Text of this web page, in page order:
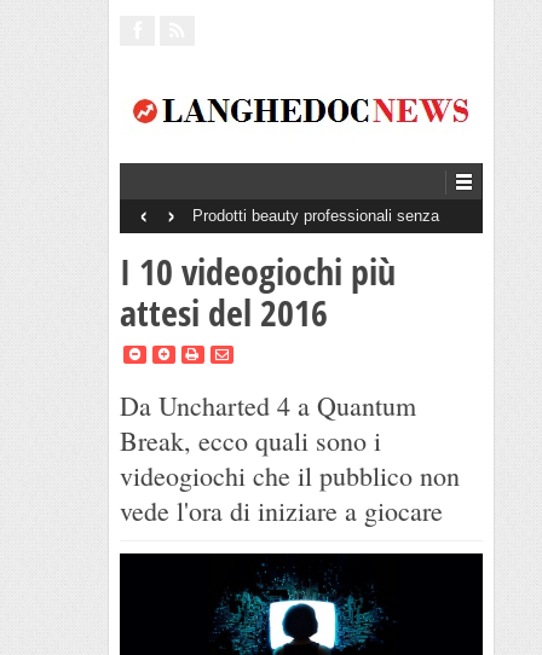
Prodotti beauty professionali senza
minimo d’ordine: una scelta utile per chi
‹ ›
I 10 videogiochi più
attesi del 2016
Da Uncharted 4 a Quantum
Break, ecco quali sono i
videogiochi che il pubblico non
vede l'ora di iniziare a giocare